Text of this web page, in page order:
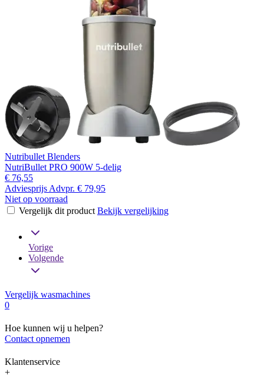
Nutribullet Blenders
NutriBullet PRO 900W 5-delig
€ 76,55
Adviesprijs Advpr. € 79,95
Niet op voorraad
Vergelijk dit product Bekijk vergelijking
Vorige
Volgende
Vergelijk wasmachines
0
Hoe kunnen wij u helpen?
Contact opnemen
Klantenservice
+